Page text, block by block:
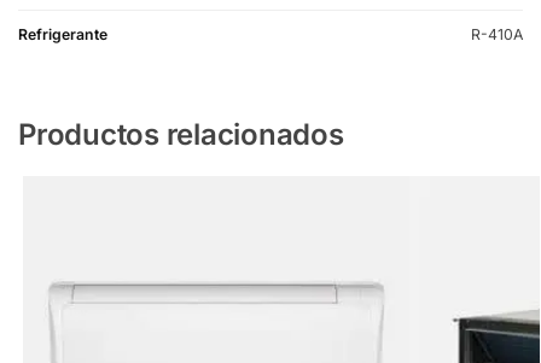
Refrigerante R-410A
Productos relacionados